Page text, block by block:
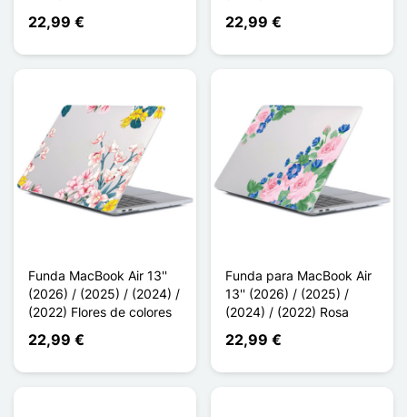
22,99 € 22,99 €
Funda MacBook Air 13''
(2026) / (2025) / (2024) /
(2022) Flores de colores
22,99 €
Funda para MacBook Air
13'' (2026) / (2025) /
(2024) / (2022) Rosa
22,99 €